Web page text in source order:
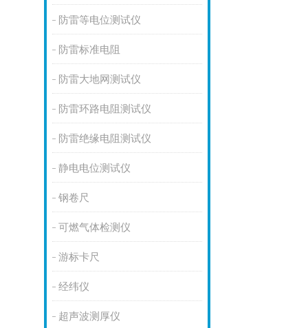
防雷等电位测试仪
防雷标准电阻
防雷大地网测试仪
防雷环路电阻测试仪
防雷绝缘电阻测试仪
静电电位测试仪
钢卷尺
可燃气体检测仪
游标卡尺
经纬仪
超声波测厚仪